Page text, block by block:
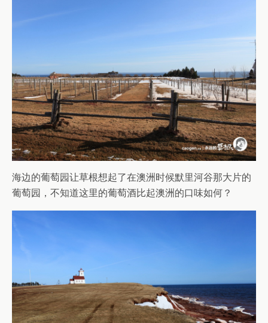
海边的葡萄园让草根想起了在澳洲时候默里河谷那大片的
葡萄园，不知道这里的葡萄酒比起澳洲的口味如何？